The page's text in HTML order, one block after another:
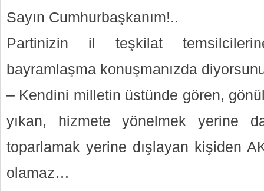
Sayın Cumhurbaşkanım!..
Partinizin il teşkilat
bayramlaşma konuşmanızda
– Kendini milletin üstünde gören,
yıkan, hizmete yönelmek yerine
toparlamak yerine dışlayan kişiden
olamaz…